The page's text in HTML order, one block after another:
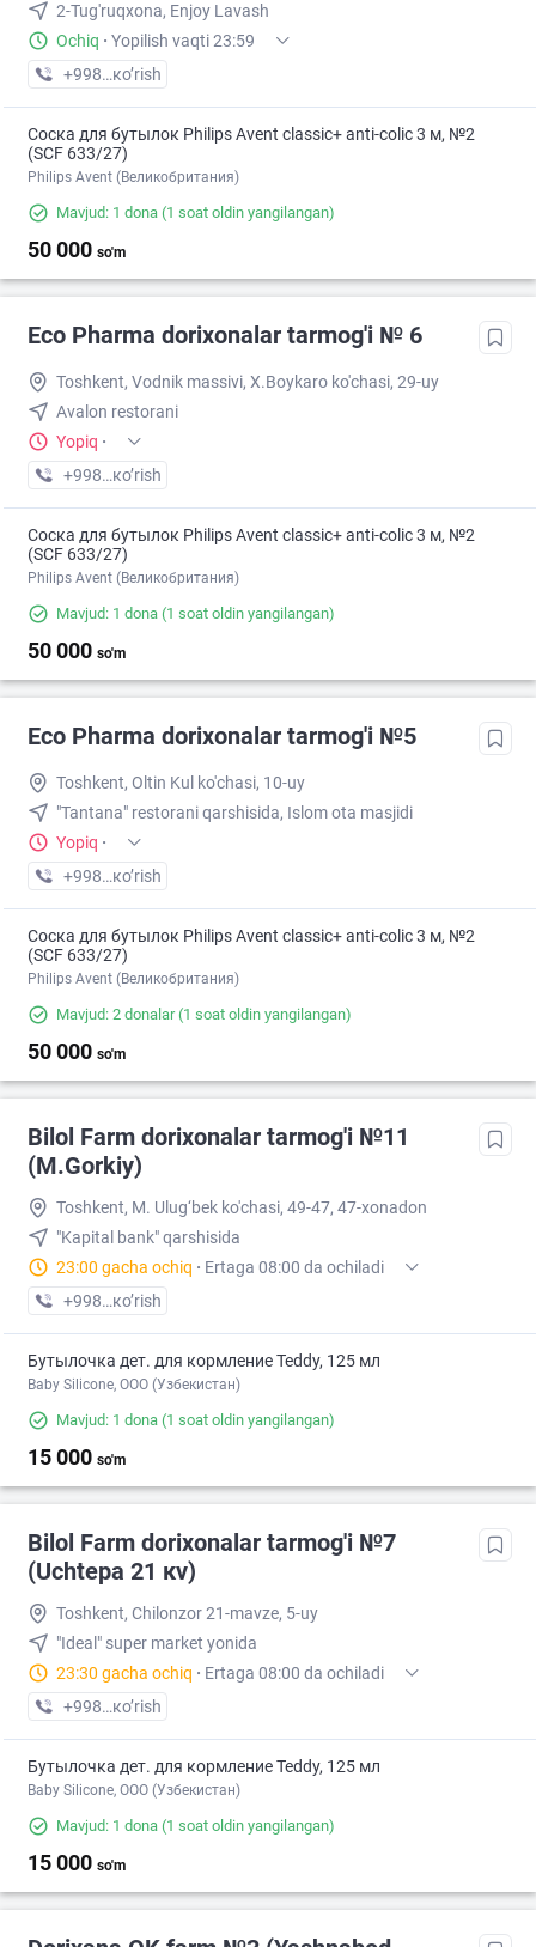
2-Tug'ruqxona, Enjoy Lavash
Ochiq · Yopilish vaqti 23:59
+998 (55) XXX-XX-XX
кo’rish
Соска для бутылок Philips Avent classic+ anti-colic 3 м, №2
(SCF 633/27)
Philips Avent (Великобритания)
Mavjud: 1 dona (1 soat oldin yangilangan)
50 000 so'm
Eco Pharma dorixonalar tarmog'i № 6
Toshkent, Vodnik massivi, X.Boykaro ko'chasi, 29-uy
Avalon restorani
Yopiq ·
+998 (55) XXX-XX-XX
кo’rish
Соска для бутылок Philips Avent classic+ anti-colic 3 м, №2
(SCF 633/27)
Philips Avent (Великобритания)
Mavjud: 1 dona (1 soat oldin yangilangan)
50 000 so'm
Eco Pharma dorixonalar tarmog'i №5
Toshkent, Oltin Kul ko'chasi, 10-uy
"Tantana" restorani qarshisida, Islom ota masjidi
Yopiq ·
+998 (55) XXX-XX-XX
кo’rish
Соска для бутылок Philips Avent classic+ anti-colic 3 м, №2
(SCF 633/27)
Philips Avent (Великобритания)
Mavjud: 2 donalar(1 soat oldin yangilangan)
50 000 so'm
Bilol Farm dorixonalar tarmog'i №11
(M.Gorkiy)
Toshkent, M. Ulug‘bek ko'chasi, 49-47, 47-xonadon
"Kapital bank" qarshisida
23:00 gacha ochiq · Ertaga 08:00 da ochiladi
+998 (93) XXX-XX-XX
кo’rish
Бутылочка дет. для кормление Teddy, 125 мл
Baby Silicone, OOO (Узбекистан)
Mavjud: 1 dona (1 soat oldin yangilangan)
15 000 so'm
Bilol Farm dorixonalar tarmog'i №7
(Uchtepa 21 кv)
Toshkent, Chilonzor 21-mavze, 5-uy
"Ideal" super market yonida
23:30 gacha ochiq · Ertaga 08:00 da ochiladi
+998 (94) XXX-XX-XX
кo’rish
Бутылочка дет. для кормление Teddy, 125 мл
Baby Silicone, OOO (Узбекистан)
Mavjud: 1 dona (1 soat oldin yangilangan)
15 000 so'm